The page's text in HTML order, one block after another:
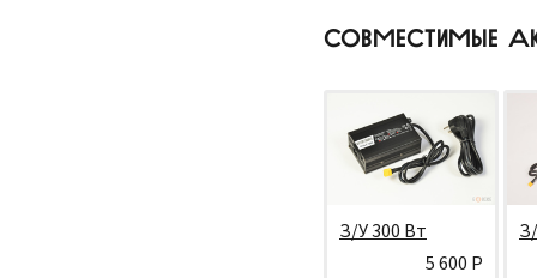
СОВМЕСТИМЫЕ
З/У 300 Вт
5 600 Р